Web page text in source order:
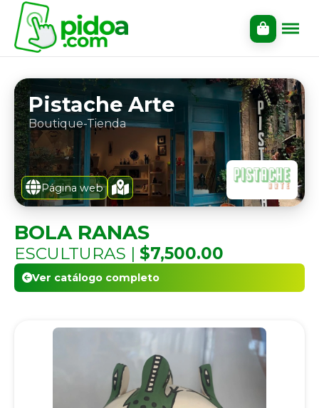
Pistache Arte
Boutique-Tienda
Página web
BOLA RANAS
ESCULTURAS | $7,500.00
Ver catálogo completo